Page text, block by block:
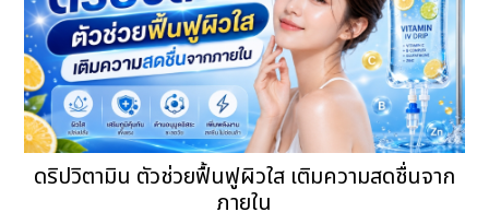
ดริปวิตามิน ตัวช่วยฟื้นฟูผิวใส เติมความสดชื่นจาก
ภายใน